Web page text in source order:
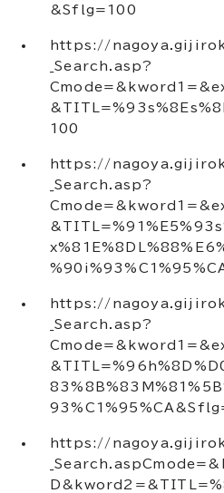
&Sflg=100
https://
_Search.asp?
100
https://
_Search.asp?
https://
_Search.asp?
https://